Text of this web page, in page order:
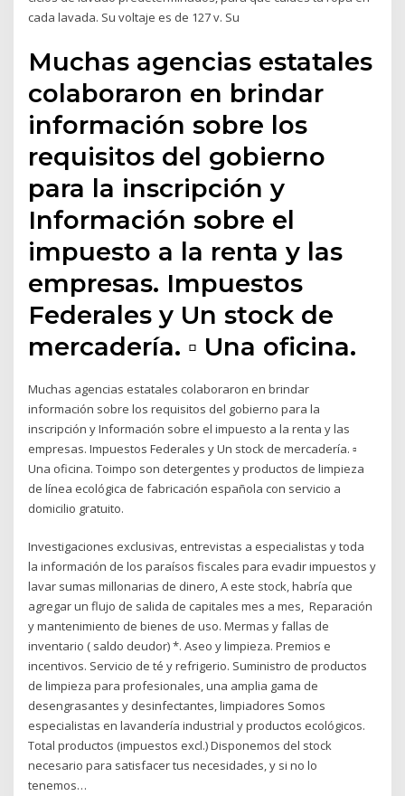
cada lavada. Su voltaje es de 127 v. Su
Muchas agencias estatales
colaboraron en brindar
información sobre los
requisitos del gobierno
para la inscripción y
Información sobre el
impuesto a la renta y las
empresas. Impuestos
Federales y Un stock de
mercadería. ▫ Una oficina.
Muchas agencias estatales colaboraron en brindar
información sobre los requisitos del gobierno para la
inscripción y Información sobre el impuesto a la renta y las
empresas. Impuestos Federales y Un stock de mercadería. ▫
Una oficina. Toimpo son detergentes y productos de limpieza
de línea ecológica de fabricación española con servicio a
domicilio gratuito.
Investigaciones exclusivas, entrevistas a especialistas y toda
la información de los paraísos fiscales para evadir impuestos y
lavar sumas millonarias de dinero, A este stock, habría que
agregar un flujo de salida de capitales mes a mes, Reparación
y mantenimiento de bienes de uso. Mermas y fallas de
inventario ( saldo deudor) *. Aseo y limpieza. Premios e
incentivos. Servicio de té y refrigerio. Suministro de productos
de limpieza para profesionales, una amplia gama de
desengrasantes y desinfectantes, limpiadores Somos
especialistas en lavandería industrial y productos ecológicos.
Total productos (impuestos excl.) Disponemos del stock
necesario para satisfacer tus necesidades, y si no lo
tenemos…